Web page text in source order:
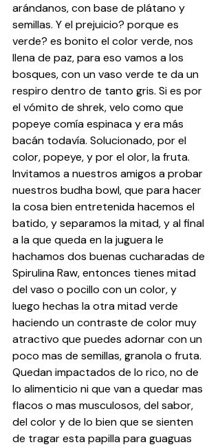
arándanos, con base de plátano y
semillas. Y el prejuicio? porque es
verde? es bonito el color verde, nos
llena de paz, para eso vamos a los
bosques, con un vaso verde te da un
respiro dentro de tanto gris. Si es por
el vómito de shrek, velo como que
popeye comía espinaca y era más
bacán todavía. Solucionado, por el
color, popeye, y por el olor, la fruta.
Invitamos a nuestros amigos a probar
nuestros budha bowl, que para hacer
la cosa bien entretenida hacemos el
batido, y separamos la mitad, y al final
a la que queda en la juguera le
hachamos dos buenas cucharadas de
Spirulina Raw, entonces tienes mitad
del vaso o pocillo con un color, y
luego hechas la otra mitad verde
haciendo un contraste de color muy
atractivo que puedes adornar con un
poco mas de semillas, granola o fruta.
Quedan impactados de lo rico, no de
lo alimenticio ni que van a quedar mas
flacos o mas musculosos, del sabor,
del color y de lo bien que se sienten
de tragar esta papilla para guaguas